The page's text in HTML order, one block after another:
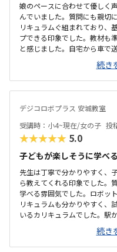
娘のペースに合わせて優しく
んでいました。質問にも親切
リキュラムぐ組まれており、
プできる印象でした。教材も
と感じました。自宅から車で
理なく通える範囲で、安心し
備されており学習に集中でき
気も明るく初めてでも入りや
を踏まえると料金は適切だと
気づくりがされていると感じま
続き
デジコロボプラス 安城教室
受講時：小4~現在/女の子 投
★★★★★ 5.0
子どもが楽しそうに学べ
先生は丁寧で分かりやすく、
ら教えてくれる印象でした。
学べる雰囲気でした。ロボッ
リキュラムも分かりやすく、
いるカリキュラムでした。駅
るく安心して通えました。教
共同のトイレが和式のみしか
備面がもう少し配慮されてい
続き